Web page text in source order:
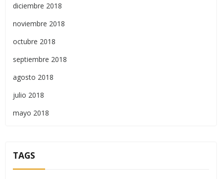
diciembre 2018
noviembre 2018
octubre 2018
septiembre 2018
agosto 2018
julio 2018
mayo 2018
TAGS